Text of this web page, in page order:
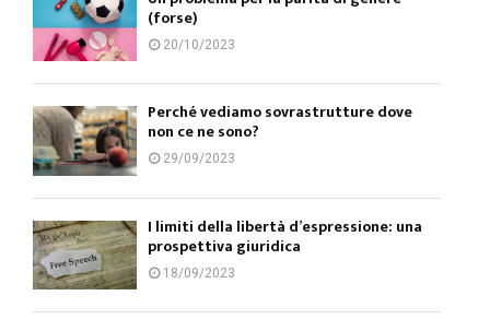
(forse)
20/10/2023
Perché vediamo sovrastrutture dove
non ce ne sono?
29/09/2023
I limiti della libertà d’espressione: una
prospettiva giuridica
18/09/2023